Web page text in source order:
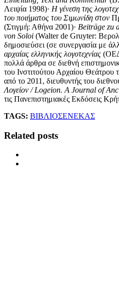
Λειψία 1998)· Η γένεση της
του ποιήματος του Σιμωνίδη στον
(Στιγμή: Αθήνα 2001)· Beiträge zu
von Soloi (Walter de Gruyter:
δημοσιεύσει (σε συνεργασία με
αρχαίας ελληνικής λογοτεχνίας
πολλά άρθρα σε διεθνή
του Ινστιτούτου Αρχαίου
από το 2011, διευθυντής του
Λογείον /Logeion. A Journal of
τις Πανεπιστημιακές Εκδόσεις
TAGS: ΒΙΒΛΙΟΣΕΝΕΚΑΣ
Related posts